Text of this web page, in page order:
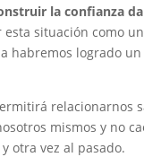
la confianza
esta situación como
habremos logrado
relacionarnos
mismos y no
otra vez al pasado.